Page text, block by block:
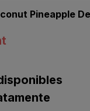
Pineapple